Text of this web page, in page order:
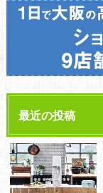
最近の投稿